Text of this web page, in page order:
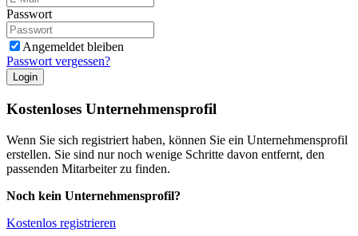
Passwort
Angemeldet bleiben
Passwort vergessen?
Login
Kostenloses Unternehmensprofil
Wenn Sie sich registriert haben, können Sie ein Unternehmensprofil
erstellen. Sie sind nur noch wenige Schritte davon entfernt, den
passenden Mitarbeiter zu finden.
Noch kein Unternehmensprofil?
Kostenlos registrieren